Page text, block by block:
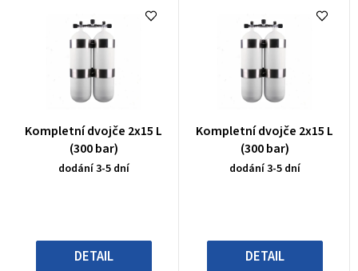
Průměrné
hodnocení
produktu
hvězdiček.
Kompletní dvojče 2x15 L
(300 bar)
dodání 3-5 dní
DETAIL
Průměrné
hodnocení
produktu
hvězdiček.
Kompletní dvojče 2x15 L
(300 bar)
dodání 3-5 dní
DETAIL